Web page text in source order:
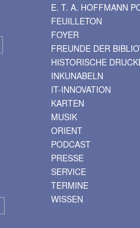
E. T. A. HOFFMANN
FEUILLETON
FOYER
FREUNDE DER
HISTORISCHE
INKUNABELN
IT-INNOVATION
KARTEN
MUSIK
ORIENT
PODCAST
PRESSE
SERVICE
TERMINE
WISSEN